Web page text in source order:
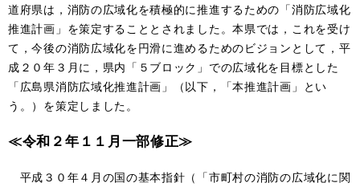
道府県は，消防の広域化を積極的に推進するための「消防広域化
推進計画」を策定することとされました。本県では，これを受け
て，今後の消防広域化を円滑に進めるためのビジョンとして，平
成２０年３月に，県内「５ブロック」での広域化を目標とした
「広島県消防広域化推進計画」（以下，「本推進計画」とい
う。）を策定しました。
≪令和２年１１月一部修正≫
平成３０年４月の国の基本指針（「市町村の消防の広域化に関